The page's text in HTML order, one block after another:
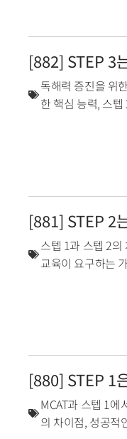
[882] STEP 3
독해력 증진을 위
한 핵심 능력, 스텝
[881] STEP 2
스텝 1과 스텝 2의
교육이 요구하는
[880] STEP 1
MCAT과 스텝 1에
의 차이점, 성공적